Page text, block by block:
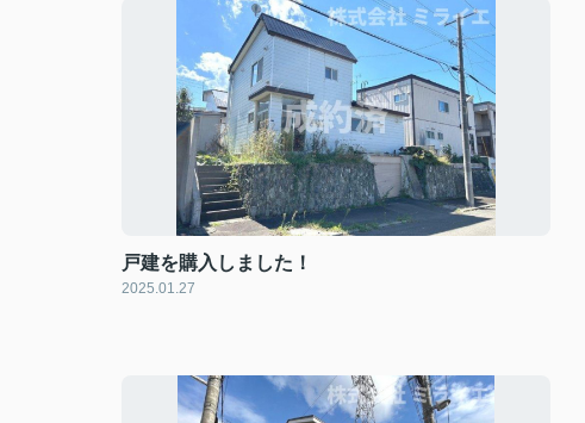
戸建を購入しました！
2025.01.27